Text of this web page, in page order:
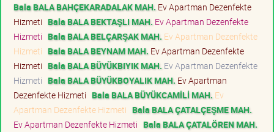
Bala BALA BAHÇEKARADALAK MAH. Ev Apartman Dezenfekte
Hizmeti Bala BALA BEKTAŞLI MAH. Ev Apartman Dezenfekte
Hizmeti Bala BALA BELÇARŞAK MAH. Ev Apartman Dezenfekte
Hizmeti Bala BALA BEYNAM MAH. Ev Apartman Dezenfekte
Hizmeti Bala BALA BÜYÜKBIYIK MAH. Ev Apartman Dezenfekte
Hizmeti Bala BALA BÜYÜKBOYALIK MAH. Ev Apartman
Dezenfekte Hizmeti Bala BALA BÜYÜKCAMİLİ MAH. Ev
Apartman Dezenfekte Hizmeti Bala BALA ÇATALÇEŞME MAH.
Ev Apartman Dezenfekte Hizmeti Bala BALA ÇATALÖREN MAH.